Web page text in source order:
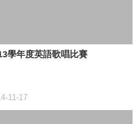
學年度英語歌唱比賽
11-17